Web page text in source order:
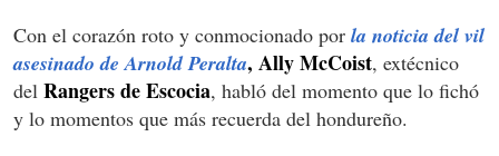
Con el corazón roto y conmocionado por la noticia del vil
asesinado de Arnold Peralta, Ally McCoist, extécnico
del Rangers de Escocia, habló del momento que lo fichó
y lo momentos que más recuerda del hondureño.